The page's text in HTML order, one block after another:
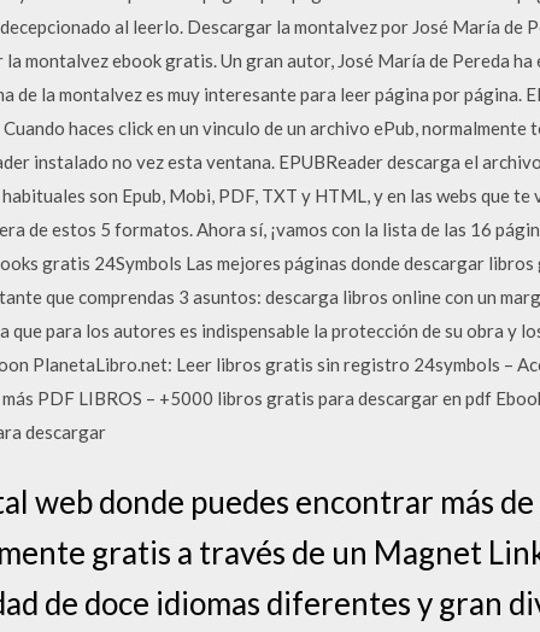
al leerlo. Descargar la montalvez por José María de
montalvez ebook gratis. Un gran autor, José María de Pereda
de la montalvez es muy interesante para leer página por página.
haces click en un vinculo de un archivo ePub, normalmente
instalado no vez esta ventana. EPUBReader descarga el
son Epub, Mobi, PDF, TXT y HTML, y en las webs que
de estos 5 formatos. Ahora sí, ¡vamos con la lista de las 16
gratis 24Symbols Las mejores páginas donde descargar libros
que comprendas 3 asuntos: descarga libros online con un
que para los autores es indispensable la protección de su obra y
PlanetaLibro.net: Leer libros gratis sin registro 24symbols –
PDF LIBROS – +5000 libros gratis para descargar en pdf
descargar
web donde puedes encontrar más
gratis a través de un Magnet
de doce idiomas diferentes y gran